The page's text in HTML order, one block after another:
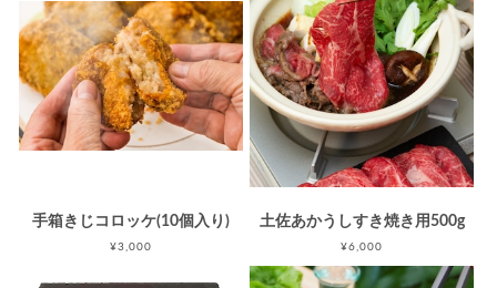
手箱きじコロッケ(10個入り)
¥3,000
土佐あかうしすき焼き用500g
¥6,000